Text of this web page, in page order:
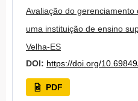
Avaliação do
uma instituição de ensino
Velha-ES
DOI: https://doi.org/
PDF